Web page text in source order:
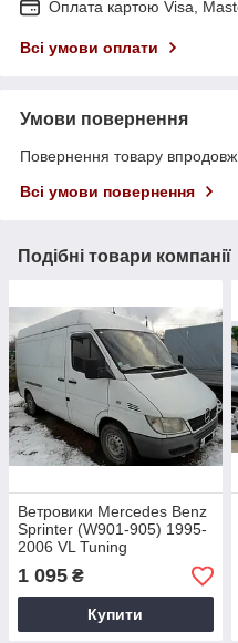
Оплата картою Visa,
Всі умови оплати
Умови повернення
Повернення товару
Всі умови повернення
Подібні товари компанії
Ветровики Mercedes Benz
Sprinter (W901-905) 1995-
2006 VL Tuning
1 095 ₴
Купити